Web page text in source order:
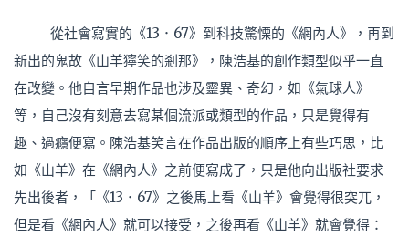
從社會寫實的《13．67》到科技驚慄的《網內人》，再到
新出的鬼故《山羊獰笑的剎那》，陳浩基的創作類型似乎一直
在改變。他自言早期作品也涉及靈異、奇幻，如《氣球人》
等，自己沒有刻意去寫某個流派或類型的作品，只是覺得有
趣、過癮便寫。陳浩基笑言在作品出版的順序上有些巧思，比
如《山羊》在《網內人》之前便寫成了，只是他向出版社要求
先出後者，「《13．67》之後馬上看《山羊》會覺得很突兀，
但是看《網內人》就可以接受，之後再看《山羊》就會覺得：